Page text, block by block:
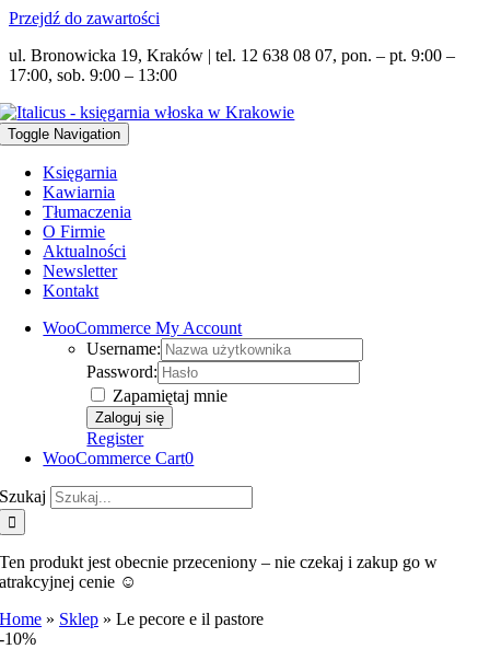
Przejdź do zawartości
ul. Bronowicka 19, Kraków | tel. 12 638 08 07, pon. – pt. 9:00 –
17:00, sob. 9:00 – 13:00
Toggle Navigation
Księgarnia
Kawiarnia
Tłumaczenia
O Firmie
Aktualności
Newsletter
Kontakt
WooCommerce My Account
Username:
Password:
Zapamiętaj mnie
Register
WooCommerce Cart0
Szukaj
Ten produkt jest obecnie przeceniony – nie czekaj i zakup go w
atrakcyjnej cenie ☺️
Home » Sklep »Le pecore e il pastore
-10%